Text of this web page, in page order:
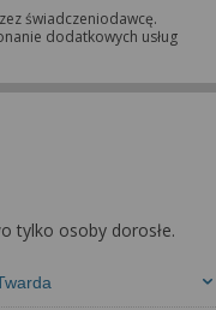
świadczeniodawcę.
dodatkowych usług
tylko osoby dorosłe.